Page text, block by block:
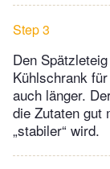
Step 3
Den
Kühlschrank
auch länger.
die Zutaten gut
„stabiler“ wird.